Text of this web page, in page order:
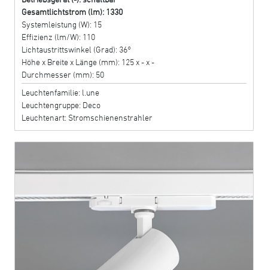
Gesamtlichtstrom (lm): 1330
Systemleistung (W): 15
Effizienz (lm/W): 110
Lichtaustrittswinkel (Grad): 36°
Höhe x Breite x Länge (mm): 125 x - x -
Durchmesser (mm): 50
Leuchtenfamilie: l.une
Leuchtengruppe: Deco
Leuchtenart: Stromschienenstrahler